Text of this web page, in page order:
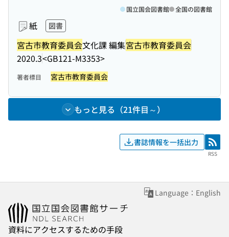
紙 図書
宮古市教育委員会文化課 編集宮古市教育委員会
2020.3<GB121-M3353>
国立国会図書館 全国の図書館
著者標目 宮古市教育委員会
もっと見る（21件目～）
書誌情報を一括出力 RSS
RSS
Language：English
資料にアクセスするための手段